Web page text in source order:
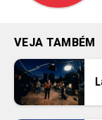
VEJA TAMBÉM